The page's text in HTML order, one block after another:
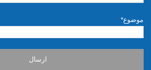
موضوع*
ارسال